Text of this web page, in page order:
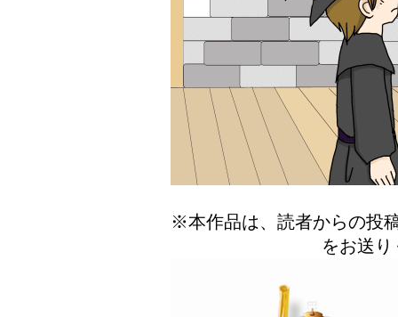
※本作品は、読者からの投
をお送